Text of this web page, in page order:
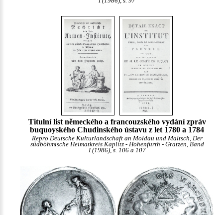
Titulní list německého a francouzského vydání zpráv
buquoyského Chudinského ústavu z let 1780 a 1784
Repro Deutsche Kulturlandschaft an Moldau und Maltsch, Der
südböhmische Heimatkreis Kaplitz - Hohenfurth - Gratzen, Band
I (1986), s. 106 a 107